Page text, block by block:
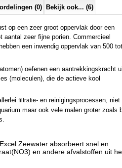
(0) Bekijk ook... (6)
op een zeer groot oppervlak door een
aantal zeer fijne porien. Commercieel
een inwendig oppervlak van 500 tot
oefenen een aantrekkingskracht
(moleculen), die de actieve kool
filtratie- en reinigingsprocessen, niet
maar ook vele malen groter zoals
Zeewater absorbeert snel en
en andere afvalstoffen uit